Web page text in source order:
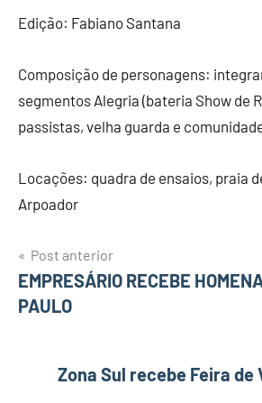
Edição: Fabiano Santana
Composição de personagens:
segmentos Alegria (bateria Show de
passistas, velha guarda e
Locações: quadra de ensaios, praia
Arpoador
Navegação
de
Post anterior
EMPRESÁRIO RECEBE
PAULO
Zona Sul recebe Feira de